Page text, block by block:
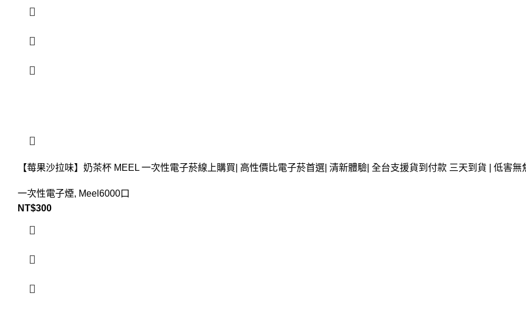
【莓果沙拉味】奶茶杯 MEEL 一次性電子菸線上購買| 高性價比電子菸首選| 清新體驗| 全台支援貨到付款 三天到貨 | 低害無
一次性電子煙, Meel6000口
NT$300